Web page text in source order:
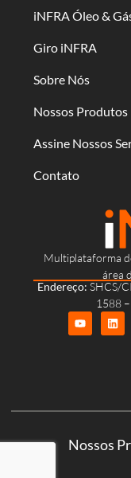
Multiplataforma
área
Endereço: SHCS/
1588
iNFRA Óleo &
Giro iNFRA
Sobre Nós
Nossos Produtos
Assine Nossos
Contato
Nossos